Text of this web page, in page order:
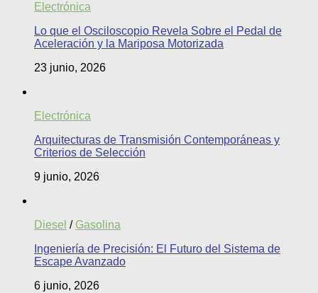
Electrónica
Lo que el Osciloscopio Revela Sobre el Pedal de
Aceleración y la Mariposa Motorizada
23 junio, 2026
Electrónica
Arquitecturas de Transmisión Contemporáneas y
Criterios de Selección
9 junio, 2026
Diesel / Gasolina
Ingeniería de Precisión: El Futuro del Sistema de
Escape Avanzado
6 junio, 2026